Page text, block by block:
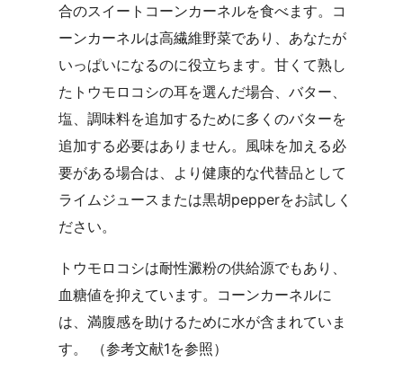
合のスイートコーンカーネルを食べます。コ
ーンカーネルは高繊維野菜であり、あなたが
いっぱいになるのに役立ちます。甘くて熟し
たトウモロコシの耳を選んだ場合、バター、
塩、調味料を追加するために多くのバターを
追加する必要はありません。風味を加える必
要がある場合は、より健康的な代替品として
ライムジュースまたは黒胡pepperをお試しく
ださい。
トウモロコシは耐性澱粉の供給源でもあり、
血糖値を抑えています。コーンカーネルに
は、満腹感を助けるために水が含まれていま
す。 （参考文献1を参照）